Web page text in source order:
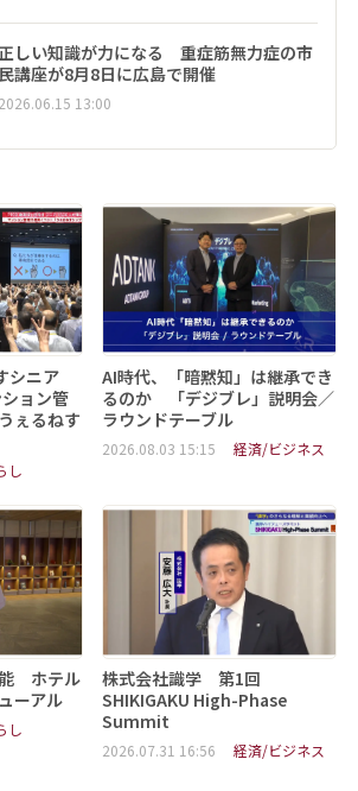
しい知識が力になる 重症筋無力症の市
民講座が8月8日に広島で開催
2026.06.15 13:00
シニア
ョン管
ぇるねす
し
AI時代、「暗黙知」は継承でき
るのか 「デジブレ」説明会／
ラウンドテーブル
2026.08.03 15:15 経済/ビジネス
能 ホテル
ーアル
し
株式会社識学 第1回
SHIKIGAKU High-Phase
Summit
2026.07.31 16:56 経済/ビジネス